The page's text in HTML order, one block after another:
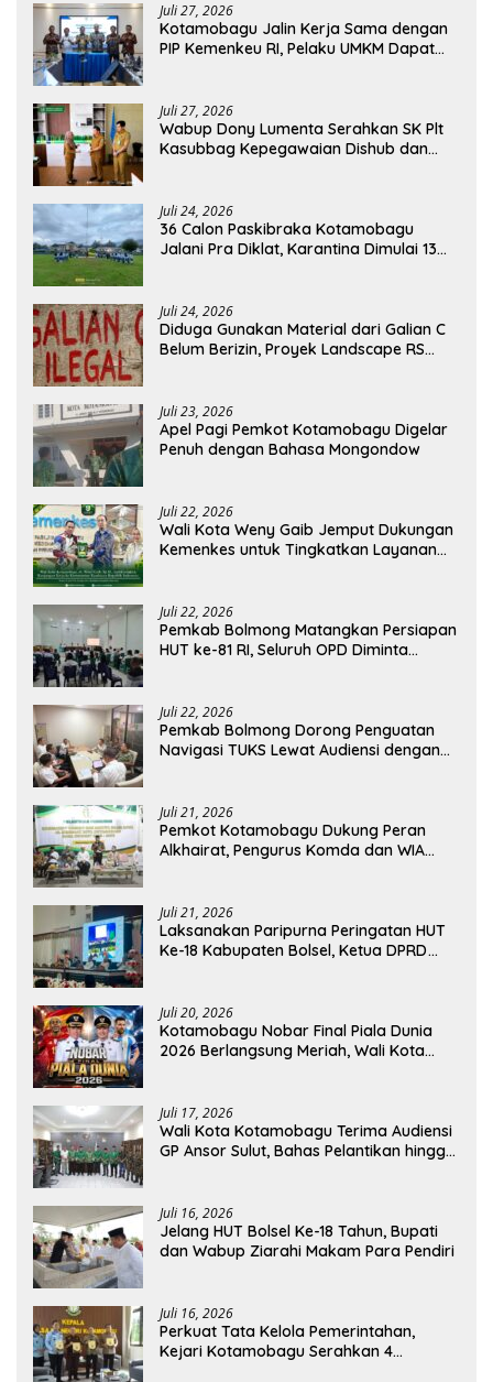
Juli 27, 2026
Kotamobagu Jalin Kerja Sama dengan
PIP Kemenkeu RI, Pelaku UMKM Dapat
Juli 27, 2026
Wabup Dony Lumenta Serahkan SK Plt
Kasubbag Kepegawaian Dishub dan
Juli 24, 2026
36 Calon Paskibraka Kotamobagu
Jalani Pra Diklat, Karantina Dimulai 13
Juli 24, 2026
Diduga Gunakan Material dari Galian C
Belum Berizin, Proyek Landscape RS
Juli 23, 2026
Apel Pagi Pemkot Kotamobagu Digelar
Penuh dengan Bahasa Mongondow
Juli 22, 2026
Wali Kota Weny Gaib Jemput Dukungan
Kemenkes untuk Tingkatkan Layanan
Juli 22, 2026
Pemkab Bolmong Matangkan Persiapan
HUT ke-81 RI, Seluruh OPD Diminta
Juli 22, 2026
Pemkab Bolmong Dorong Penguatan
Navigasi TUKS Lewat Audiensi dengan
Juli 21, 2026
Pemkot Kotamobagu Dukung Peran
Alkhairat, Pengurus Komda dan WIA
Juli 21, 2026
Laksanakan Paripurna Peringatan HUT
Ke-18 Kabupaten Bolsel, Ketua DPRD
Juli 20, 2026
Kotamobagu Nobar Final Piala Dunia
2026 Berlangsung Meriah, Wali Kota
Juli 17, 2026
Wali Kota Kotamobagu Terima Audiensi
GP Ansor Sulut, Bahas Pelantikan hingga
Juli 16, 2026
Jelang HUT Bolsel Ke-18 Tahun, Bupati
dan Wabup Ziarahi Makam Para Pendiri
Juli 16, 2026
Perkuat Tata Kelola Pemerintahan,
Kejari Kotamobagu Serahkan 4